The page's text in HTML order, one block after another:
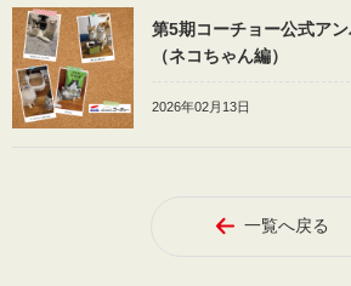
第5期コーチョー公式ア
（ネコちゃん編）
2026年02月13日
一覧へ戻る